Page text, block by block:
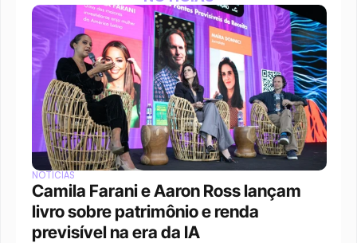
NOTÍCIAS
Camila Farani e Aaron Ross lançam
livro sobre patrimônio e renda
previsível na era da IA